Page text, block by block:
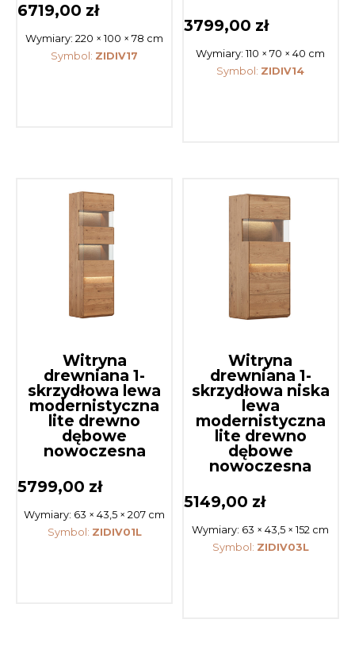
6719,00 zł
Wymiary:220 × 100 × 78 cm
Symbol: ZIDIV17
3799,00 zł
Wymiary:110 × 70 × 40 cm
Symbol: ZIDIV14
Witryna
drewniana 1-
skrzydłowa lewa
modernistyczna
lite drewno
dębowe
nowoczesna
5799,00 zł
Wymiary: 63 × 43,5 × 207 cm
Symbol: ZIDIV01L
Witryna
drewniana 1-
skrzydłowa niska
lewa
modernistyczna
lite drewno
dębowe
nowoczesna
5149,00 zł
Wymiary: 63 × 43,5 × 152 cm
Symbol: ZIDIV03L